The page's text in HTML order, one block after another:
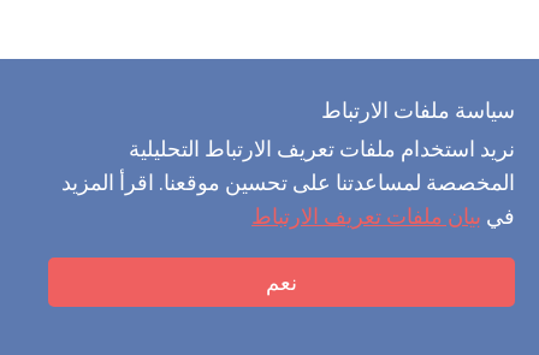
سياسة ملفات الارتباط
نريد استخدام ملفات تعريف الارتباط التحليلية
المخصصة لمساعدتنا على تحسين موقعنا. اقرأ المزيد
في بيان ملفات تعريف الارتباط
نعم